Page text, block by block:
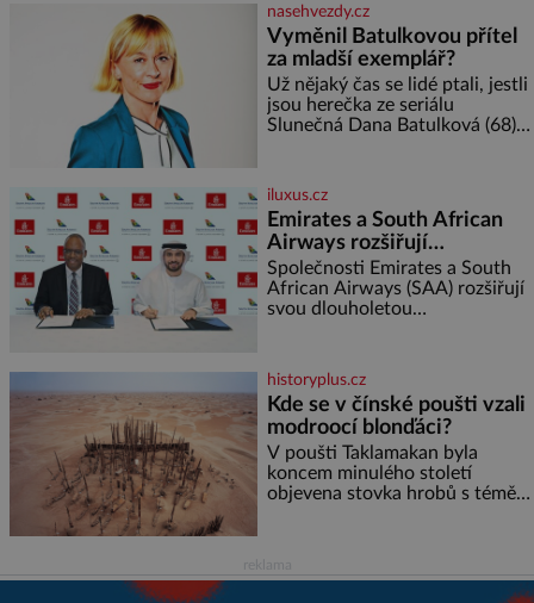
nebo jiného salátu (římský salát,
polníček…) ✿ 1 malá konzerva
kukuřice ✿ ½ okurky ✿ 2
rajčata Zálivka: ✿ 4 lžíce
olivového oleje ✿ 1 lžíci
citronové šťávy ✿ ½ stroužku
nasehvezdy.cz
Vyměnil Batulkovou přítel
za mladší exemplář?
Už nějaký čas se lidé ptali, jestli
jsou herečka ze seriálu
Slunečná Dana Batulková (68) a
od sebe přítele od samého
začátku odhán
iluxus.cz
Emirates a South African
Airways rozšiřují
partnerství. Cestujícím
nově zpřístupní dalších
devět destinací v jižní a
Společnosti Emirates a South
African Airways (SAA) rozšiřují
svou dlouholetou
cestujícím devět dalších
destinací v jižní a střední Africe
a u
historyplus.cz
Kde se v čínské poušti vzali
modroocí blonďáci?
V poušti Taklamakan byla
koncem minulého století
objevena stovka hrobů s téměř